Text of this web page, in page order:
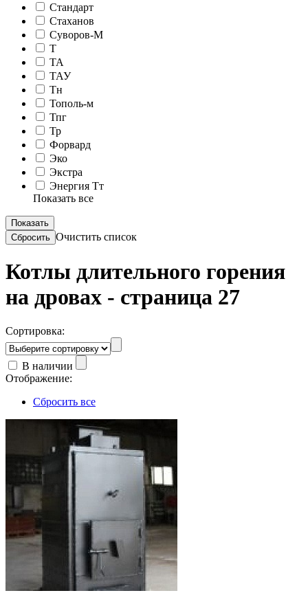
Стандарт
Стаханов
Суворов-М
Т
ТА
ТАУ
Тн
Тополь-м
Тпг
Тр
Форвард
Эко
Экстра
Энергия Тт
Показать все
Очистить список
Котлы длительного горения
на дровах - страница 27
Сортировка:
В наличии
Отображение:
Сбросить все